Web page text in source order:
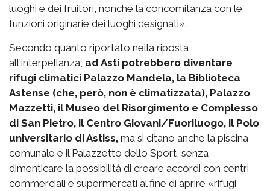
luoghi e dei fruitori, nonché la concomitanza con le
funzioni originarie dei luoghi designati».
Secondo quanto riportato nella riposta
all'interpellanza, ad Asti potrebbero diventare
rifugi climatici Palazzo Mandela, la Biblioteca
Astense (che, però, non è climatizzata), Palazzo
Mazzetti, il Museo del Risorgimento e Complesso
di San Pietro, il Centro Giovani/Fuoriluogo, il Polo
universitario di Astiss, ma si citano anche la piscina
comunale e il Palazzetto dello Sport, senza
dimenticare la possibilità di creare accordi con centri
commerciali e supermercati al fine di aprire «rifugi